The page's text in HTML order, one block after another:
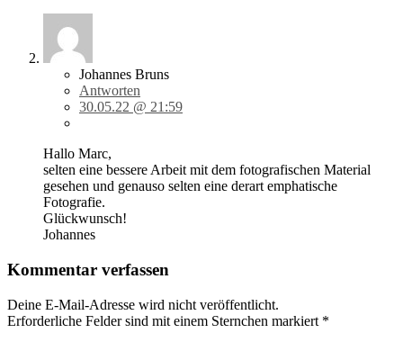
Johannes Bruns
Antworten
30.05.22 @ 21:59
Hallo Marc,
selten eine bessere Arbeit mit dem fotografischen Material
gesehen und genauso selten eine derart emphatische
Fotografie.
Glückwunsch!
Johannes
Kommentar verfassen
Deine E-Mail-Adresse wird nicht veröffentlicht.
Erforderliche Felder sind mit einem Sternchen markiert *